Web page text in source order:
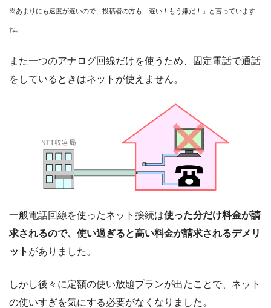
※あまりにも速度が遅いので、投稿者の方も「遅い！もう嫌だ！」と言っています
ね。
また一つのアナログ回線だけを使うため、固定電話で通話
をしているときはネットが使えません。
一般電話回線を使ったネット接続は使った分だけ料金が請
求されるので、使い過ぎると高い料金が請求されるデメリ
ット がありました。
しかし後々に定額の使い放題プランが出たことで、ネット
の使いすぎを気にする必要がなくなりました。